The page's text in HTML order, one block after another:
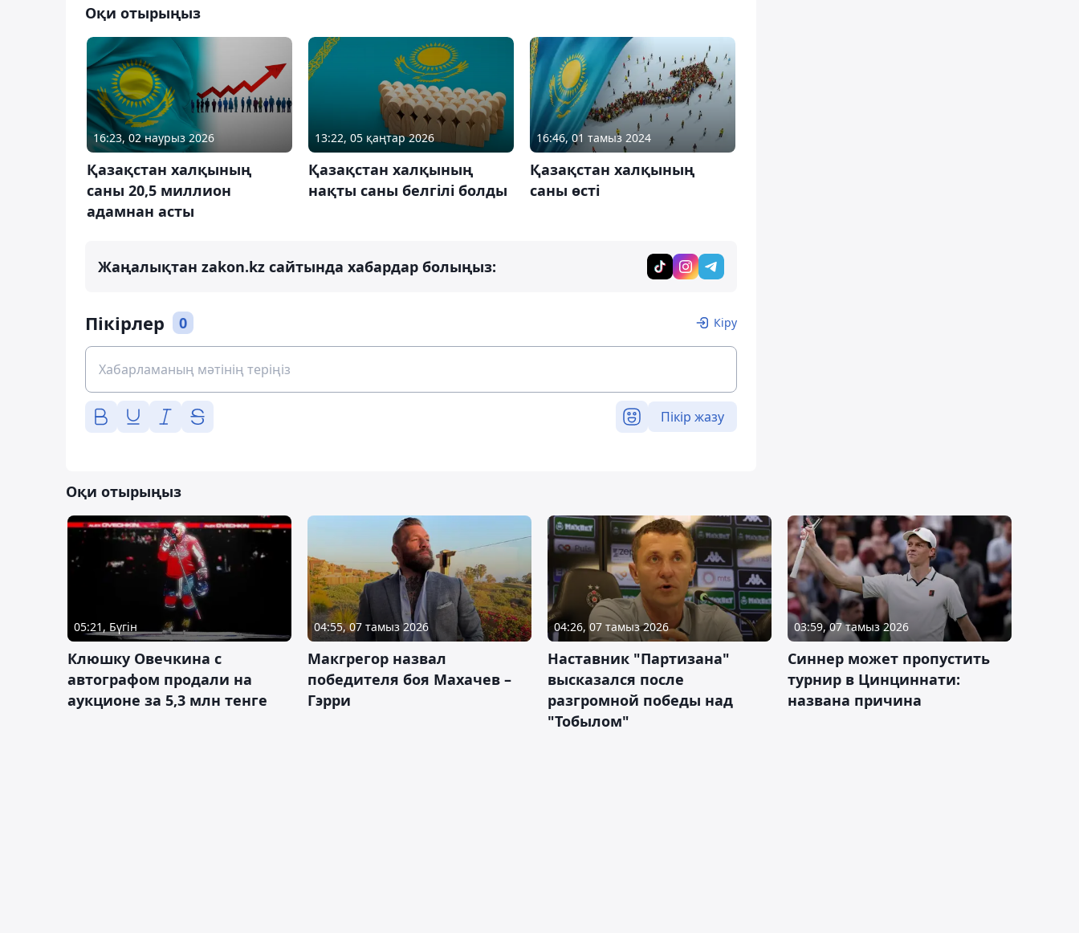
Оқи отырыңыз
16:23, 02 наурыз 2026
Қазақстан халқының
саны 20,5 миллион
адамнан асты
13:22, 05 қаңтар 2026
Қазақстан халқының
нақты саны белгілі болды
16:46, 01 тамыз 2024
Қазақстан халқының
саны өсті
Жаңалықтан zakon.kz сайтында хабардар болыңыз:
Пікірлер 0 Кіру
Пікір жазу
Оқи отырыңыз
05:21, Бүгін
Клюшку Овечкина с
автографом продали на
аукционе за 5,3 млн тенге
04:55, 07 тамыз 2026
Макгрегор назвал
победителя боя Махачев –
Гэрри
04:26, 07 тамыз 2026
Наставник "Партизана"
высказался после
разгромной победы над
"Тобылом"
03:59, 07 тамыз 2026
Синнер может пропустить
турнир в Цинциннати:
названа причина